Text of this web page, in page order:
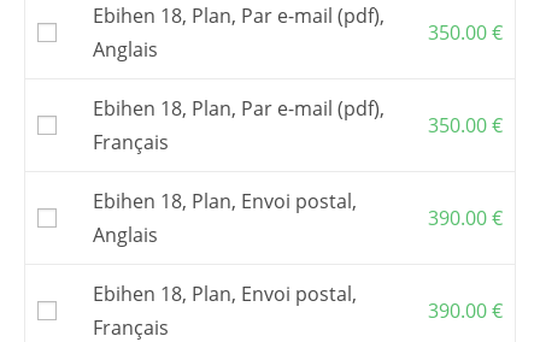
Les frais postaux et la TVA, si elle s’applique,
sont inclus dans les prix affichés.
Ebihen 18, Plan, Par e-mail (pdf),
Anglais
350.00€
Ebihen 18, Plan, Par e-mail (pdf),
Français
350.00€
Ebihen 18, Plan, Envoi postal,
Anglais
390.00€
Ebihen 18, Plan, Envoi postal,
Français
390.00€